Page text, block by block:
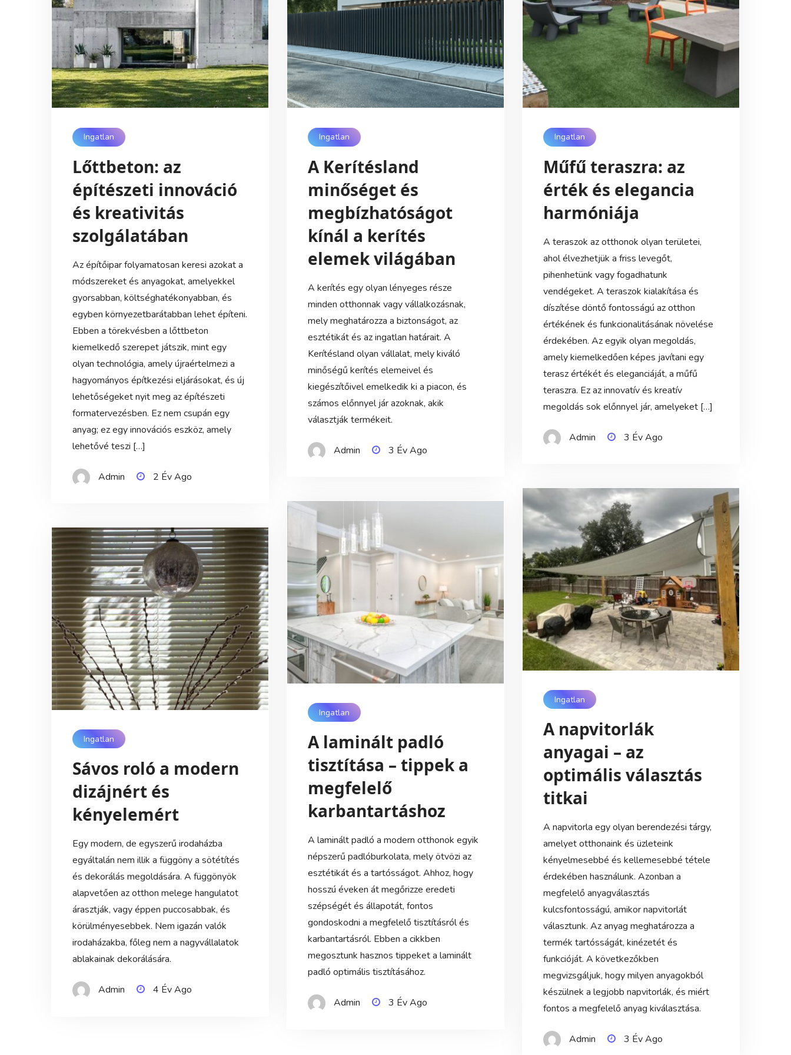
Ingatlan
Lőttbeton: az
építészeti innováció
és kreativitás
szolgálatában
Az építőipar folyamatosan keresi azokat a
módszereket és anyagokat, amelyekkel
gyorsabban, költséghatékonyabban, és
egyben környezetbarátabban lehet építeni.
Ebben a törekvésben a lőttbeton
kiemelkedő szerepet játszik, mint egy
olyan technológia, amely újraértelmezi a
hagyományos építkezési eljárásokat, és új
lehetőségeket nyit meg az építészeti
formatervezésben. Ez nem csupán egy
anyag; ez egy innovációs eszköz, amely
lehetővé teszi […]
Admin 2 Év Ago
Ingatlan
A Kerítésland
minőséget és
megbízhatóságot
kínál a kerítés
elemek világában
A kerítés egy olyan lényeges része
minden otthonnak vagy vállalkozásnak,
mely meghatározza a biztonságot, az
esztétikát és az ingatlan határait. A
Kerítésland olyan vállalat, mely kiváló
minőségű kerítés elemeivel és
kiegészítőivel emelkedik ki a piacon, és
számos előnnyel jár azoknak, akik
választják termékeit.
Admin 3 Év Ago
Ingatlan
Műfű teraszra: az
érték és elegancia
harmóniája
A teraszok az otthonok olyan területei,
ahol élvezhetjük a friss levegőt,
pihenhetünk vagy fogadhatunk
vendégeket. A teraszok kialakítása és
díszítése döntő fontosságú az otthon
értékének és funkcionalitásának növelése
érdekében. Az egyik olyan megoldás,
amely kiemelkedően képes javítani egy
terasz értékét és eleganciáját, a műfű
teraszra. Ez az innovatív és kreatív
megoldás sok előnnyel jár, amelyeket […]
Admin 3 Év Ago
Ingatlan
A napvitorlák
anyagai – az
optimális választás
titkai
A napvitorla egy olyan berendezési tárgy,
amelyet otthonaink és üzleteink
kényelmesebbé és kellemesebbé tétele
érdekében használunk. Azonban a
megfelelő anyagválasztás
kulcsfontosságú, amikor napvitorlát
választunk. Az anyag meghatározza a
termék tartósságát, kinézetét és
funkcióját. A következőkben
megvizsgáljuk, hogy milyen anyagokból
készülnek a legjobb napvitorlák, és miért
fontos a megfelelő anyag kiválasztása.
Admin 3 Év Ago
Ingatlan
A laminált padló
tisztítása – tippek a
megfelelő
karbantartáshoz
A laminált padló a modern otthonok egyik
népszerű padlóburkolata, mely ötvözi az
esztétikát és a tartósságot. Ahhoz, hogy
hosszú éveken át megőrizze eredeti
szépségét és állapotát, fontos
gondoskodni a megfelelő tisztításról és
karbantartásról. Ebben a cikkben
megosztunk hasznos tippeket a laminált
padló optimális tisztításához.
Admin 3 Év Ago
Ingatlan
Sávos roló a modern
dizájnért és
kényelemért
Egy modern, de egyszerű irodaházba
egyáltalán nem illik a függöny a sötétítés
és dekorálás megoldására. A függönyök
alapvetően az otthon melege hangulatot
árasztják, vagy éppen puccosabbak, és
körülményesebbek. Nem igazán valók
irodaházakba, főleg nem a nagyvállalatok
ablakainak dekorálására.
Admin 4 Év Ago